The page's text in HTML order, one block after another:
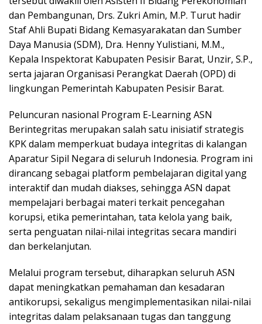
dan Pembangunan, Drs. Zukri Amin, M.P. Turut hadir
Staf Ahli Bupati Bidang Kemasyarakatan dan Sumber
Daya Manusia (SDM), Dra. Henny Yulistiani, M.M.,
Kepala Inspektorat Kabupaten Pesisir Barat, Unzir, S.P.,
serta jajaran Organisasi Perangkat Daerah (OPD) di
lingkungan Pemerintah Kabupaten Pesisir Barat.
Peluncuran nasional Program E-Learning ASN
Berintegritas merupakan salah satu inisiatif strategis
KPK dalam memperkuat budaya integritas di kalangan
Aparatur Sipil Negara di seluruh Indonesia. Program ini
dirancang sebagai platform pembelajaran digital yang
interaktif dan mudah diakses, sehingga ASN dapat
mempelajari berbagai materi terkait pencegahan
korupsi, etika pemerintahan, tata kelola yang baik,
serta penguatan nilai-nilai integritas secara mandiri
dan berkelanjutan.
Melalui program tersebut, diharapkan seluruh ASN
dapat meningkatkan pemahaman dan kesadaran
antikorupsi, sekaligus mengimplementasikan nilai-nilai
integritas dalam pelaksanaan tugas dan tanggung